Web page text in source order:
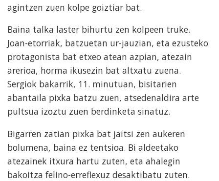
agintzen zuen kolpe goiztiar bat.
Baina talka laster bihurtu zen kolpeen truke.
Joan-etorriak, batzuetan ur-jauzian, eta ezusteko
protagonista bat etxeo atean azpian, atezain
arerioa, horma ikusezin bat altxatu zuena.
Sergiok bakarrik, 11. minutuan, bisitarien
abantaila pixka batzu zuen, atsedenaldira arte
pultsua izoztu zuen berdinketa sinatuz.
Bigarren zatian pixka bat jaitsi zen aukeren
bolumena, baina ez tentsioa. Bi aldeetako
atezainek itxura hartu zuten, eta ahalegin
bakoitza felino-erreflexuz desaktibatu zuten.